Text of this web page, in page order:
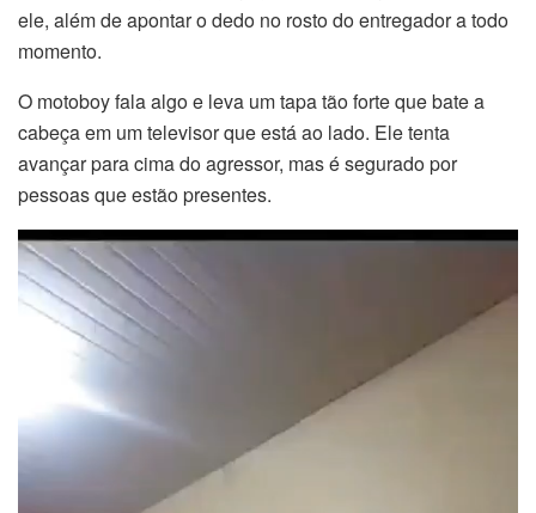
ele, além de apontar o dedo no rosto do entregador a todo
momento.
O motoboy fala algo e leva um tapa tão forte que bate a
cabeça em um televisor que está ao lado. Ele tenta
avançar para cima do agressor, mas é segurado por
pessoas que estão presentes.
Tocador
de
vídeo